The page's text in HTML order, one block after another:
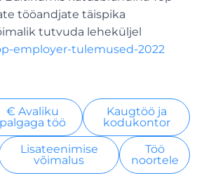
tööandjate täispika
tutvuda leheküljel
employer-tulemused-2022
€ Avaliku
palgaga töö
Kaugtöö ja
kodukontor
Lisateenimise
võimalus
Töö
noortele